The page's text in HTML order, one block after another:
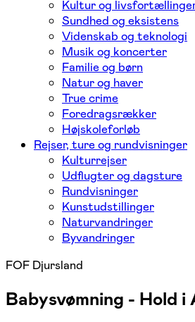
Kultur og
Sundhed og eksistens
Videnskab og teknologi
Musik og koncerter
Familie og børn
Natur og haver
True crime
Foredragsrækker
Højskoleforløb
Rejser, ture og rundvisninger
Kulturrejser
Udflugter og dagsture
Rundvisninger
Kunstudstillinger
Naturvandringer
Byvandringer
FOF Djursland
Babysvømning - Hold i